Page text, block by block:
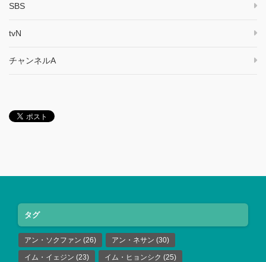
SBS
tvN
チャンネルA
タグ
アン・ソクファン (26) アン・ネサン (30)
イム・イェジン (23) イム・ヒョンシク (25)